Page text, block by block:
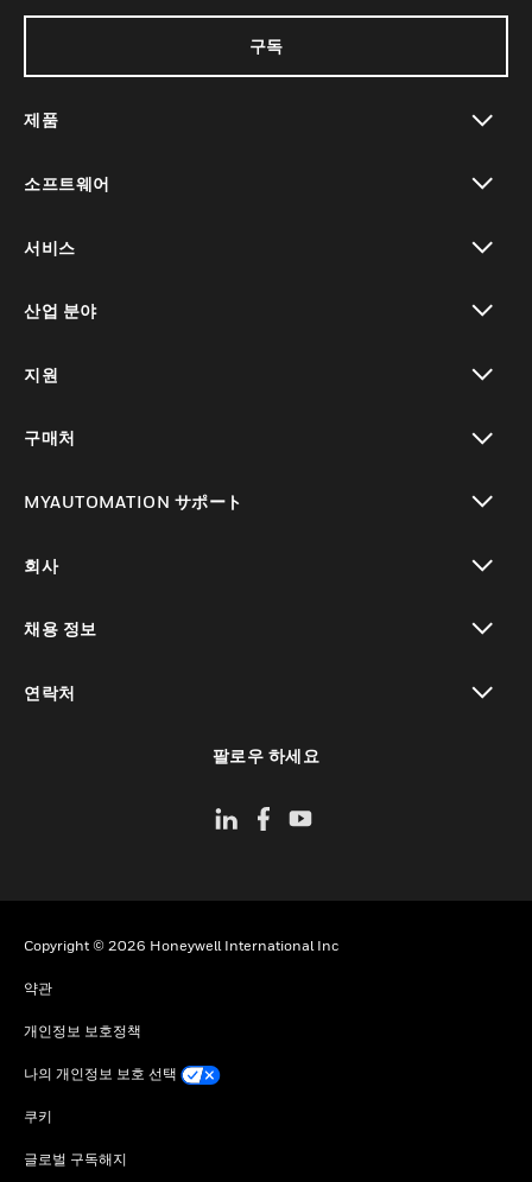
구독
제품
소프트웨어
서비스
산업 분야
지원
구매처
MYAUTOMATION サポート
회사
채용 정보
연락처
팔로우 하세요
Copyright © 2026 Honeywell International Inc
약관
개인정보 보호정책
나의 개인정보 보호 선택
쿠키
글로벌 구독해지